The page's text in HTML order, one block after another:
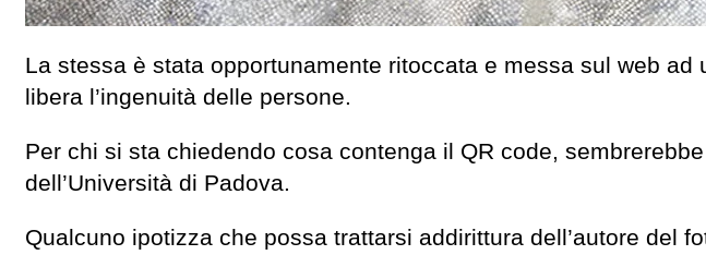
La stessa è stata opportunamente ritoccata e messa sul web
libera l’ingenuità delle persone.
Per chi si sta chiedendo cosa contenga il QR code,
dell’Università di Padova.
Qualcuno ipotizza che possa trattarsi addirittura dell’autore del